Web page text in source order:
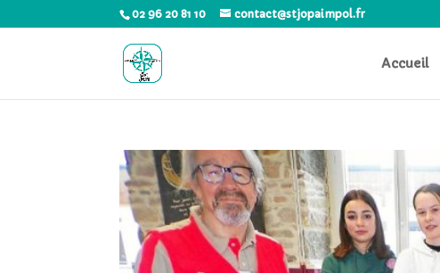
02 96 20 81 10 contact@stjopaimpol.fr
Accueil